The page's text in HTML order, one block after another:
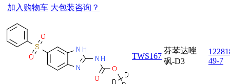
加入购物车 大包装咨询？
TWS167
芬苯达唑
砜-D3
49-7